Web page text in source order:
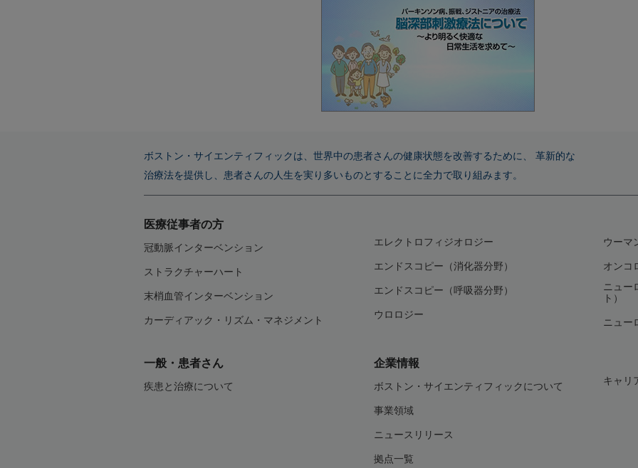
ボストン・サイエンティフィックは、世界中の患者さんの健康状態を改善するために、 革新的な
治療法を提供し、患者さんの人生を実り多いものとすることに全力で取り組みます。
医療従事者の方
冠動脈インターベンション
ストラクチャーハート
末梢血管インターベンション
カーディアック・リズム・マネジメント
エレクトロフィジオロジー
エンドスコピー（消化器分野）
エンドスコピー（呼吸器分野）
ウロロジー
ウーマ
オンコ
ニュー
ト）
ニュー
一般・患者さん
疾患と治療について
企業情報
ボストン・サイエンティフィックについて
事業領域
ニュースリリース
拠点一覧
キャリ